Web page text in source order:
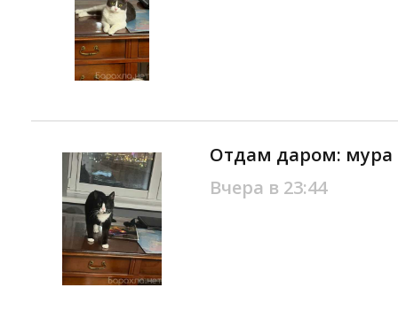
Отдам даром:
Вчера в 23:44